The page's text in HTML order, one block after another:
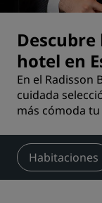
hotel en
En el Radisson
cuidada
más cómoda
Habitaciones